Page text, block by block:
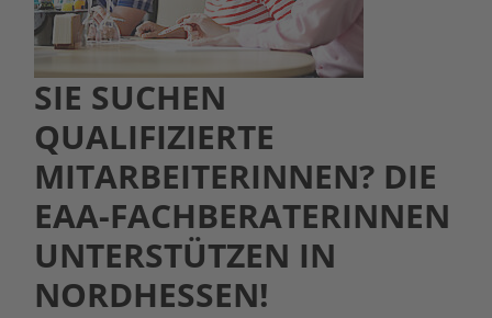
SIE SUCHEN
QUALIFIZIERTE
MITARBEITERINNEN? DIE
EAA-FACHBERATERINNEN
UNTERSTÜTZEN IN
NORDHESSEN!